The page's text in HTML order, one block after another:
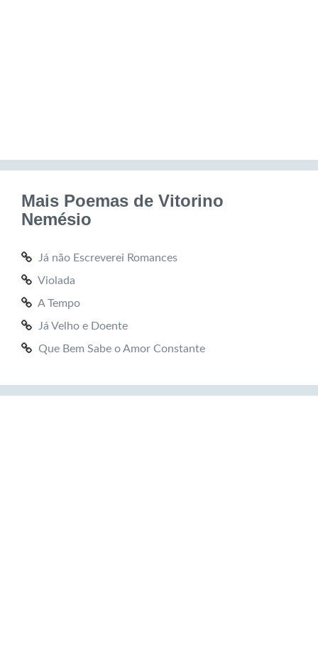
Mais Poemas de Vitorino
Nemésio
Já não Escreverei Romances
Violada
A Tempo
Já Velho e Doente
Que Bem Sabe o Amor Constante